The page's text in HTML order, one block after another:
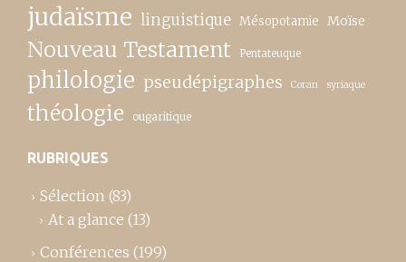
judaïsme linguistique Mésopotamie Moïse
Nouveau Testament Pentateuque
philologie pseudépigraphes Coran syriaque
théologie ougaritique
RUBRIQUES
Sélection (83)
At a glance (13)
Conférences (199)